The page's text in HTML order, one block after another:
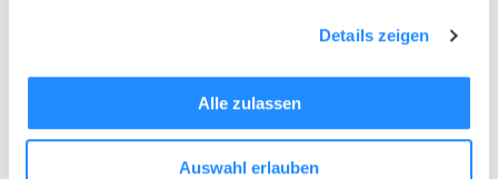
Details zeigen
Alle zulassen
Auswahl erlauben